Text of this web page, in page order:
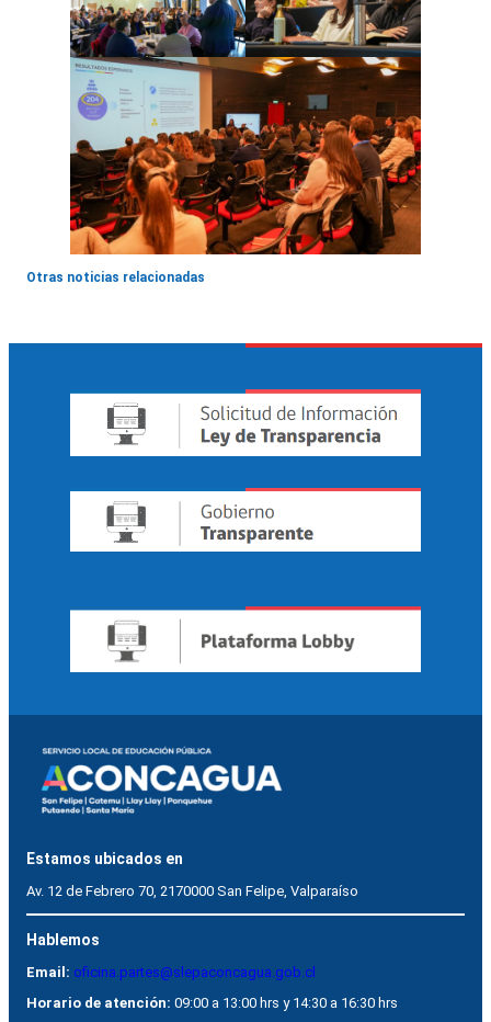
Otras noticias relacionadas
Estamos ubicados en
Av. 12 de Febrero 70, 2170000 San Felipe, Valparaíso
Hablemos
Email: oficina.partes@slepaconcagua.gob.cl
Horario de atención: 09:00 a 13:00 hrs y 14:30 a 16:30 hrs